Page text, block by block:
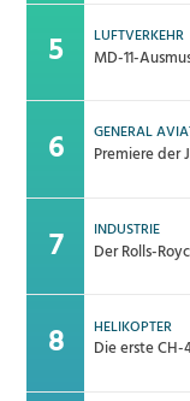
LUFTVERKEHR
MD-11-
GENERAL
Premiere der
INDUSTRIE
Der Rolls-
HELIKOPTER
Die erste